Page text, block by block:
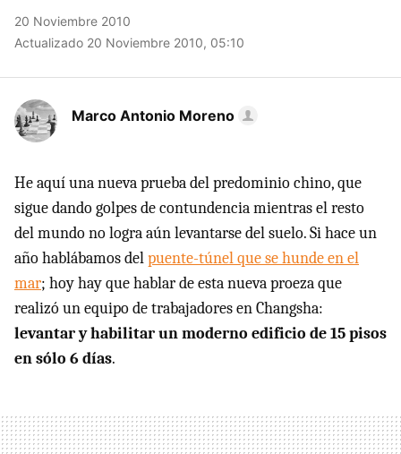
20 Noviembre 2010
Actualizado 20 Noviembre 2010, 05:10
Marco Antonio Moreno
He aquí una nueva prueba del predominio chino, que
sigue dando golpes de contundencia mientras el resto
del mundo no logra aún levantarse del suelo. Si hace un
año hablábamos delpuente-túnel que se hunde en el
mar; hoy hay que hablar de esta nueva proeza que
realizó un equipo de trabajadores en Changsha:
levantar y habilitar un moderno edificio de 15 pisos
en sólo 6 días.